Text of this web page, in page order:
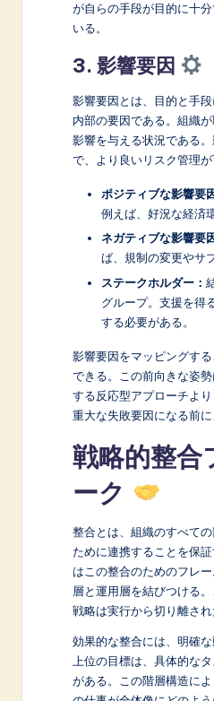
が自らの手段が目的に十
いる。
3. 影響要因
影響要因とは、目的と手
内部の要因である。組織
影響を与える状況である
で、より良いリスク管理が
ポジティブな影響要
例えば、好況な経済
ネガティブな影響要
ば、規制の変更やサ
ステークホルダー：
グループ。支援を得
する必要がある。
影響要因をマッピングす
できる。この前向きな姿
する反応型アプローチよ
重大な失敗要因になる前に
戦略的整合
ーク
整合とは、組織のすべて
ために連携することを保
はこの整合のためのフレ
層と運用層を結びつける
戦略は実行から切り離され
効果的な整合には、明確な
上位の目標は、具体的な
がある。この階層構造に